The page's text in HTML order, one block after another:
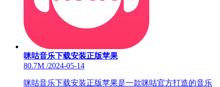
咪咕音乐下载安装正版苹果
80.7M /2024-05-14
咪咕音乐下载安装正版苹果是一款咪咕官方打造的音乐